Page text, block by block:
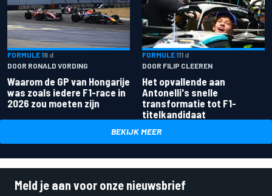
FORMULE 18 d
DOOR RONALD VORDING
Waarom de GP van Hongarije
was zoals iedere F1-race in
2026 zou moeten zijn
FORMULE 111 d
DOOR FILIP CLEEREN
Het opvallende aan
Antonelli's snelle
transformatie tot F1-
titelkandidaat
BEKIJK MEER
Meld je aan voor onze nieuwsbrief